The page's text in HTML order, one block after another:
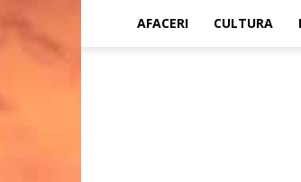
AFACERI CULTURA